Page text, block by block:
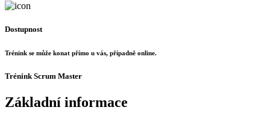
Dostupnost
Trénink se může konat přímo u vás, případně online.
Trénink Scrum Master
Základní informace